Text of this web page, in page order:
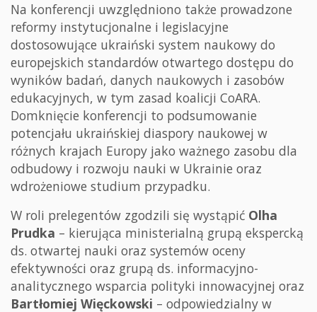
Na konferencji uwzględniono także prowadzone
reformy instytucjonalne i legislacyjne
dostosowujące ukraiński system naukowy do
europejskich standardów otwartego dostępu do
wyników badań, danych naukowych i zasobów
edukacyjnych, w tym zasad koalicji CoARA.
Domknięcie konferencji to podsumowanie
potencjału ukraińskiej diaspory naukowej w
różnych krajach Europy jako ważnego zasobu dla
odbudowy i rozwoju nauki w Ukrainie oraz
wdrożeniowe studium przypadku.
W roli prelegentów zgodzili się wystąpić Olha
Prudka – kierująca ministerialną grupą ekspercką
ds. otwartej nauki oraz systemów oceny
efektywności oraz grupą ds. informacyjno-
analitycznego wsparcia polityki innowacyjnej oraz
Bartłomiej Więckowski – odpowiedzialny w